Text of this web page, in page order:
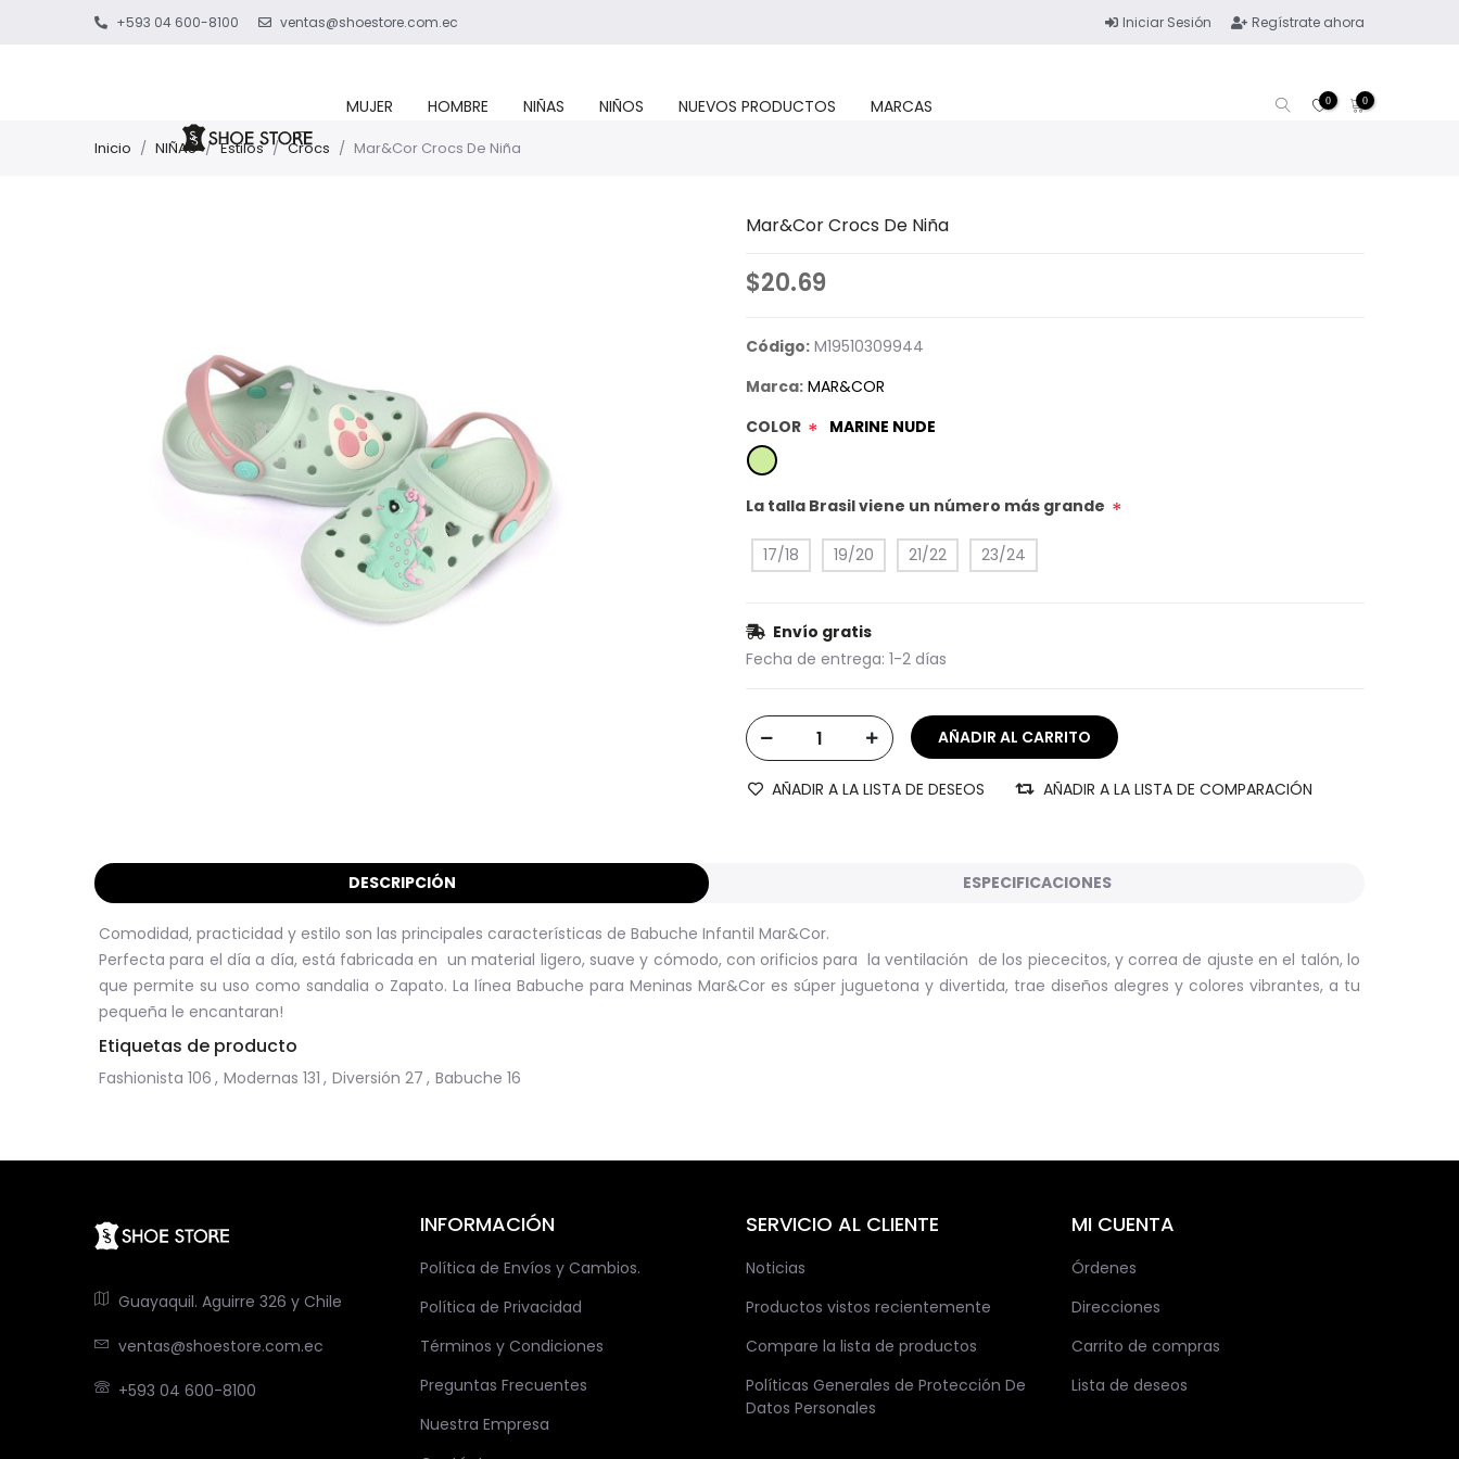
+593 04 600-8100 ventas@shoestore.com.ec Iniciar Sesión Regístrate ahora
MUJER HOMBRE NIÑAS NIÑOS NUEVOS PRODUCTOS MARCAS 0 0
Inicio / NIÑAS / Estilos / Crocs / Mar&Cor Crocs De Niña
Mar&Cor Crocs De Niña
$20.69
Código: M19510309944
Marca: MAR&COR
COLOR * MARINE NUDE
La talla Brasil viene un número más grande *
17/18 19/20 21/22 23/24
Envío gratis
Fecha de entrega: 1-2 días
AÑADIR A LA LISTA DE DESEOS AÑADIR A LA LISTA DE COMPARACIÓN
DESCRIPCIÓN ESPECIFICACIONES
Comodidad, practicidad y estilo son las principales características de Babuche Infantil Mar&Cor.
Perfecta para el día a día, está fabricada en un material ligero, suave y cómodo, con orificios para la ventilación de los piececitos, y correa de ajuste en el talón, lo
que permite su uso como sandalia o Zapato. La línea Babuche para Meninas Mar&Cor es súper juguetona y divertida, trae diseños alegres y colores vibrantes, a tu
pequeña le encantaran!
Etiquetas de producto
Fashionista 106 , Modernas 131 , Diversión 27 , Babuche 16
Guayaquil. Aguirre 326 y Chile
ventas@shoestore.com.ec
+593 04 600-8100
INFORMACIÓN
Política de Envíos y Cambios.
Política de Privacidad
Términos y Condiciones
Preguntas Frecuentes
Nuestra Empresa
SERVICIO AL CLIENTE
Noticias
Productos vistos recientemente
Compare la lista de productos
Políticas Generales de Protección De
Datos Personales
MI CUENTA
Órdenes
Direcciones
Carrito de compras
Lista de deseos